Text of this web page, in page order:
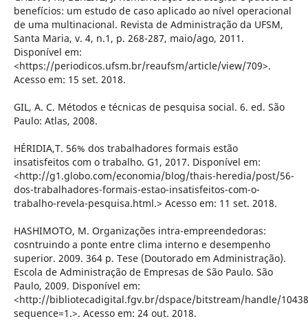
benefícios: um estudo de caso aplicado ao nível operacional
de uma multinacional. Revista de Administração da UFSM,
Santa Maria, v. 4, n.1, p. 268-287, maio/ago, 2011.
Disponível em:
<https://periodicos.ufsm.br/reaufsm/article/view/709>.
Acesso em: 15 set. 2018.
GIL, A. C. Métodos e técnicas de pesquisa social. 6. ed. São
Paulo: Atlas, 2008.
HÉRIDIA,T. 56% dos trabalhadores formais estão
insatisfeitos com o trabalho. G1, 2017. Disponível em:
<http://g1.globo.com/economia/blog/thais-heredia/post/56-
dos-trabalhadores-formais-estao-insatisfeitos-com-o-
trabalho-revela-pesquisa.html.> Acesso em: 11 set. 2018.
HASHIMOTO, M. Organizações intra-empreendedoras:
cosntruindo a ponte entre clima interno e desempenho
superior. 2009. 364 p. Tese (Doutorado em Administração).
Escola de Administração de Empresas de São Paulo. São
Paulo, 2009. Disponível em:
<http://bibliotecadigital.fgv.br/dspace/bitstream/handle/
sequence=1.>. Acesso em: 24 out. 2018.